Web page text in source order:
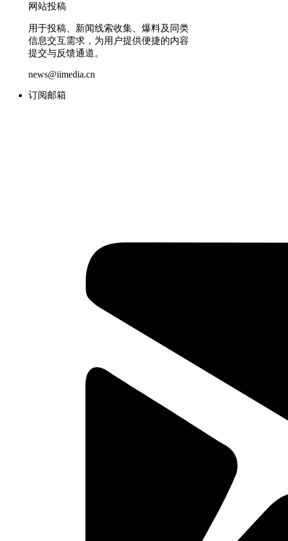
网站投稿
用于投稿、新闻线索收集、爆料及同类
信息交互需求，为用户提供便捷的内容
提交与反馈通道。
news@iimedia.cn
订阅邮箱